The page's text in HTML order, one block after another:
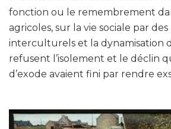
fonction ou le remembrement
agricoles, sur la vie sociale par
interculturels et la dynamisation
refusent l’isolement et le déclin
d’exode avaient fini par rendre